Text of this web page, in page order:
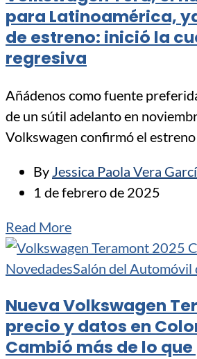
para Latinoamérica,
de estreno: inició la
regresiva
Añádenos como fuente
de un sútil adelanto en
Volkswagen confirmó el estreno
By Jessica Paola Vera
1 de febrero de 2025
Read More
NovedadesSalón del
Nueva Volkswagen
precio y datos en
Cambió más de lo